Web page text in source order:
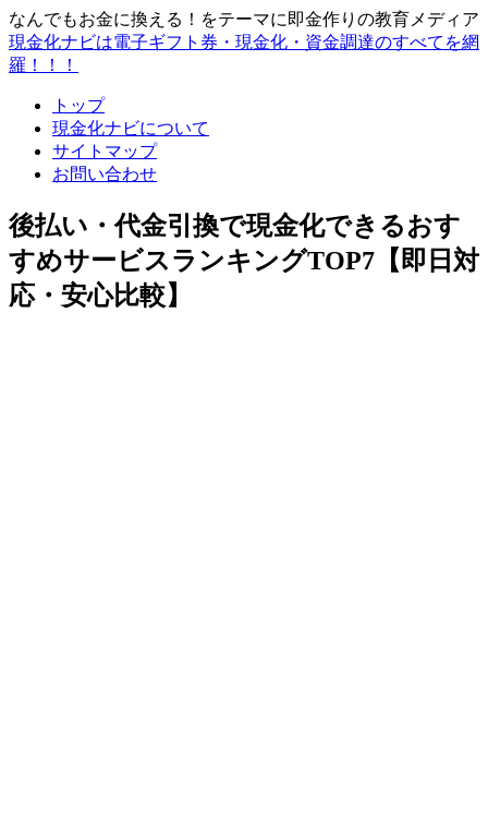
なんでもお金に換える！をテーマに即金作りの教育メディア
現金化ナビは電子ギフト券・現金化・資金調達のすべてを網
羅！！！
トップ
現金化ナビについて
サイトマップ
お問い合わせ
後払い・代金引換で現金化できるおす
すめサービスランキングTOP7【即日対
応・安心比較】